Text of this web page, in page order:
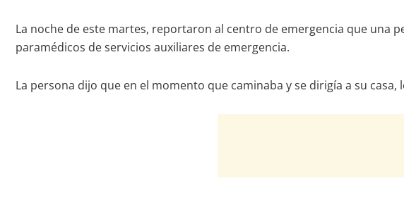
La noche de este martes, reportaron al centro de emergencia que una
paramédicos de servicios auxiliares de emergencia.
La persona dijo que en el momento que caminaba y se dirigía a su